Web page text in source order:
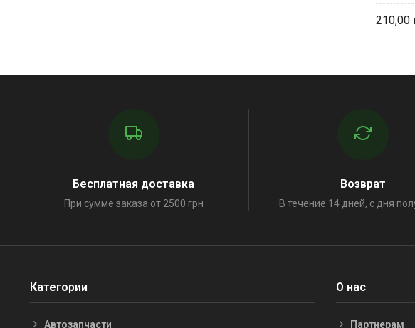
210,00
Бесплатная доставка
При сумме заказа от 2500 грн
Возврат
В течение 14 дней, с дня
Категории
Автозапчасти
О нас
Партнерам